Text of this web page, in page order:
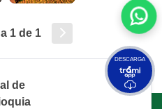
1 de 1
de
DESCARGA